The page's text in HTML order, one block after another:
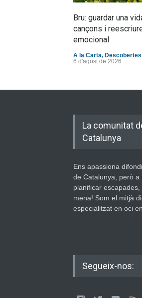
Bru: guardar una
cançons i
emocional
A la Carta, Descobertes
6 d'agost de 2026
La comunitat
Catalunya
Ens apassiona
de Catalunya, però
planificar
mena! Som el mitjà
especialitzat en oci
Segueix-nos: